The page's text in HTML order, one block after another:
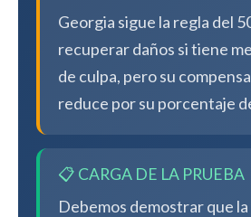
Georgia sigue la regla del
recuperar daños si tiene
de culpa, pero su
reduce por su porcentaje
📋 CARGA DE LA PRUEBA
Debemos demostrar que